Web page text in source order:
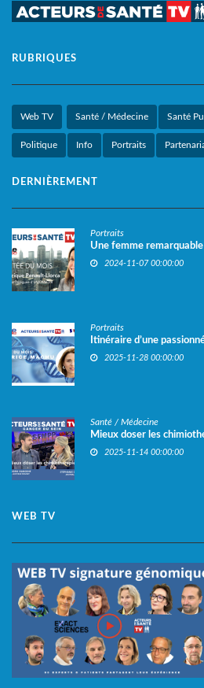
RUBRIQUES
Web TV Santé / Médecine Santé
Politique Info Portraits
DERNIÈREMENT
Portraits
Une femme remarquable
2024-11-07 00:00:00
Portraits
Itinéraire d’une
2025-11-28 00:00:00
Santé / Médecine
Mieux doser les
2025-11-14 00:00:00
WEB TV